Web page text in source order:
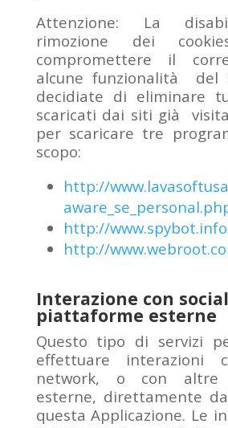
Attenzione: La
rimozione dei
compromettere il
alcune funzionalità del
decidiate di eliminare
scaricati dai siti già
per scaricare tre
scopo:
http://
http://
http://
Interazione con
piattaforme esterne
Questo tipo di servizi
effettuare interazioni
network, o con altre
esterne, direttamente
questa Applicazione. Le